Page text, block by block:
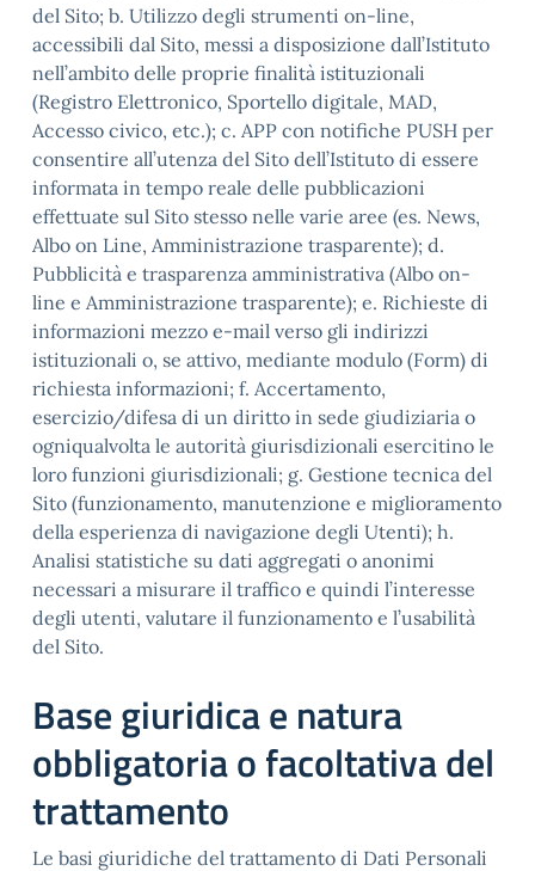
del Sito; b. Utilizzo degli strumenti on-line,
accessibili dal Sito, messi a disposizione dall’Istituto
nell’ambito delle proprie finalità istituzionali
(Registro Elettronico, Sportello digitale, MAD,
Accesso civico, etc.); c. APP con notifiche PUSH per
consentire all’utenza del Sito dell’Istituto di essere
informata in tempo reale delle pubblicazioni
effettuate sul Sito stesso nelle varie aree (es. News,
Albo on Line, Amministrazione trasparente); d.
Pubblicità e trasparenza amministrativa (Albo on-
line e Amministrazione trasparente); e. Richieste di
informazioni mezzo e-mail verso gli indirizzi
istituzionali o, se attivo, mediante modulo (Form) di
richiesta informazioni; f. Accertamento,
esercizio/difesa di un diritto in sede giudiziaria o
ogniqualvolta le autorità giurisdizionali esercitino le
loro funzioni giurisdizionali; g. Gestione tecnica del
Sito (funzionamento, manutenzione e miglioramento
della esperienza di navigazione degli Utenti); h.
Analisi statistiche su dati aggregati o anonimi
necessari a misurare il traffico e quindi l’interesse
degli utenti, valutare il funzionamento e l’usabilità
del Sito.
Base giuridica e natura
obbligatoria o facoltativa del
trattamento
Le basi giuridiche del trattamento di Dati Personali